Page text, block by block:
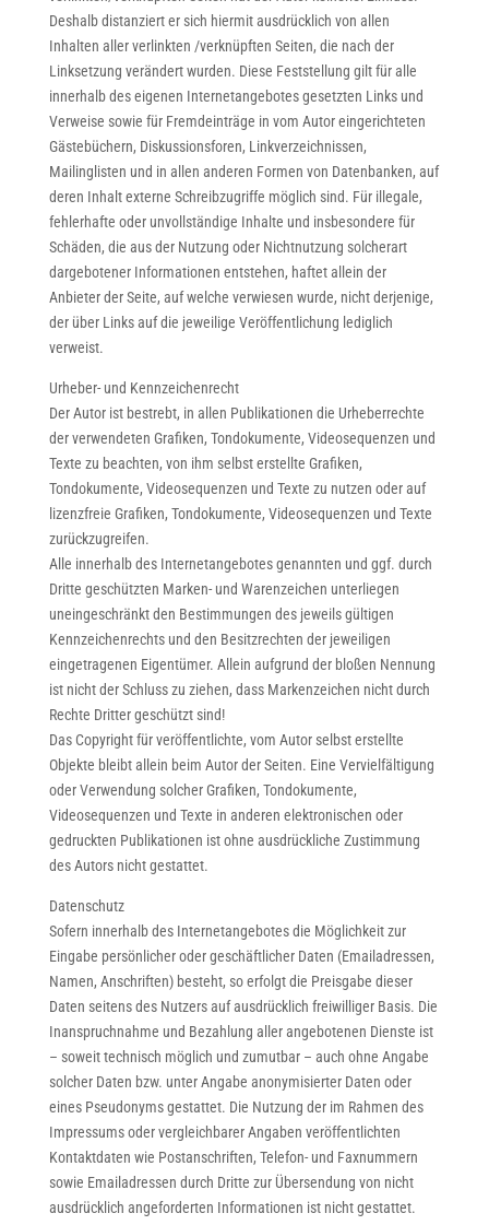
Deshalb distanziert er sich hiermit ausdrücklich von allen
Inhalten aller verlinkten /verknüpften Seiten, die nach der
Linksetzung verändert wurden. Diese Feststellung gilt für alle
innerhalb des eigenen Internetangebotes gesetzten Links und
Verweise sowie für Fremdeinträge in vom Autor eingerichteten
Gästebüchern, Diskussionsforen, Linkverzeichnissen,
Mailinglisten und in allen anderen Formen von Datenbanken, auf
deren Inhalt externe Schreibzugriffe möglich sind. Für illegale,
fehlerhafte oder unvollständige Inhalte und insbesondere für
Schäden, die aus der Nutzung oder Nichtnutzung solcherart
dargebotener Informationen entstehen, haftet allein der
Anbieter der Seite, auf welche verwiesen wurde, nicht derjenige,
der über Links auf die jeweilige Veröffentlichung lediglich
verweist.
Urheber- und Kennzeichenrecht
Der Autor ist bestrebt, in allen Publikationen die Urheberrechte
der verwendeten Grafiken, Tondokumente, Videosequenzen und
Texte zu beachten, von ihm selbst erstellte Grafiken,
Tondokumente, Videosequenzen und Texte zu nutzen oder auf
lizenzfreie Grafiken, Tondokumente, Videosequenzen und Texte
zurückzugreifen.
Alle innerhalb des Internetangebotes genannten und ggf. durch
Dritte geschützten Marken- und Warenzeichen unterliegen
uneingeschränkt den Bestimmungen des jeweils gültigen
Kennzeichenrechts und den Besitzrechten der jeweiligen
eingetragenen Eigentümer. Allein aufgrund der bloßen Nennung
ist nicht der Schluss zu ziehen, dass Markenzeichen nicht durch
Rechte Dritter geschützt sind!
Das Copyright für veröffentlichte, vom Autor selbst erstellte
Objekte bleibt allein beim Autor der Seiten. Eine Vervielfältigung
oder Verwendung solcher Grafiken, Tondokumente,
Videosequenzen und Texte in anderen elektronischen oder
gedruckten Publikationen ist ohne ausdrückliche Zustimmung
des Autors nicht gestattet.
Datenschutz
Sofern innerhalb des Internetangebotes die Möglichkeit zur
Eingabe persönlicher oder geschäftlicher Daten (Emailadressen,
Namen, Anschriften) besteht, so erfolgt die Preisgabe dieser
Daten seitens des Nutzers auf ausdrücklich freiwilliger Basis. Die
Inanspruchnahme und Bezahlung aller angebotenen Dienste ist
– soweit technisch möglich und zumutbar – auch ohne Angabe
solcher Daten bzw. unter Angabe anonymisierter Daten oder
eines Pseudonyms gestattet. Die Nutzung der im Rahmen des
Impressums oder vergleichbarer Angaben veröffentlichten
Kontaktdaten wie Postanschriften, Telefon- und Faxnummern
sowie Emailadressen durch Dritte zur Übersendung von nicht
ausdrücklich angeforderten Informationen ist nicht gestattet.